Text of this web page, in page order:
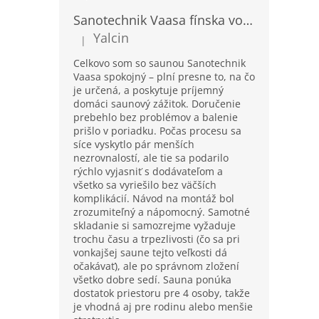
Sanotechnik Vaasa fínska vonkajšia sauna pre 4-5 osôb, 310x230cm
Hodnotenie produktu je 5 z 5 hviezdičiek.
| Yalcin
Celkovo som so saunou Sanotechnik
Vaasa spokojný – plní presne to, na čo
je určená, a poskytuje príjemný
domáci saunový zážitok. Doručenie
prebehlo bez problémov a balenie
prišlo v poriadku. Počas procesu sa
síce vyskytlo pár menších
nezrovnalostí, ale tie sa podarilo
rýchlo vyjasniť s dodávateľom a
všetko sa vyriešilo bez väčších
komplikácií. Návod na montáž bol
zrozumiteľný a nápomocný. Samotné
skladanie si samozrejme vyžaduje
trochu času a trpezlivosti (čo sa pri
vonkajšej saune tejto veľkosti dá
očakávať), ale po správnom zložení
všetko dobre sedí. Sauna ponúka
dostatok priestoru pre 4 osoby, takže
je vhodná aj pre rodinu alebo menšie